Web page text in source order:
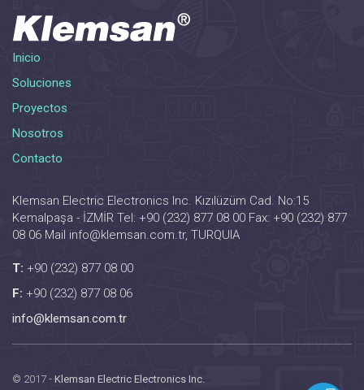
Inicio
Soluciones
Proyectos
Nosotros
Contacto
Klemsan Electric Electronics Inc. Kızılüzüm Cad. No:15
Kemalpaşa - İZMİR Tel: +90 (232) 877 08 00 Fax: +90 (232) 877
08 06 Mail info@klemsan.com.tr, TURQUIA
T: +90 (232) 877 08 00
F: +90 (232) 877 08 06
info@klemsan.com.tr
© 2017 - Klemsan Electric Electronics Inc.